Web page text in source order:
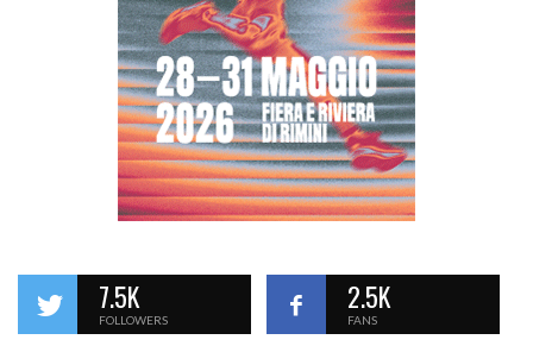
7.5K
FOLLOWERS
2.5K
FANS